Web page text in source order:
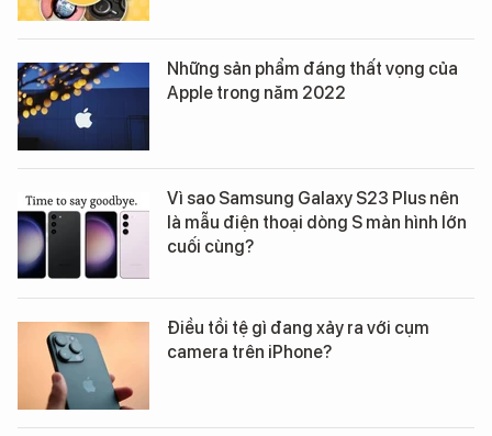
Những sản phẩm đáng thất vọng của
Apple trong năm 2022
Vì sao Samsung Galaxy S23 Plus nên
là mẫu điện thoại dòng S màn hình lớn
cuối cùng?
Điều tồi tệ gì đang xảy ra với cụm
camera trên iPhone?